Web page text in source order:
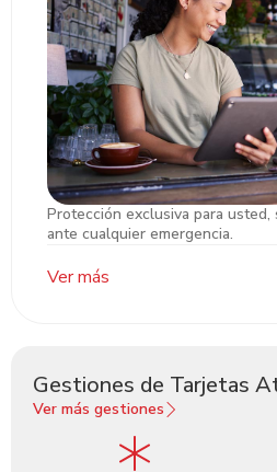
Asistencia Pyme VIP
Protección exclusiva para usted,
ante cualquier emergencia.
Ver más
Gestiones de Tarjetas
Ver más gestiones